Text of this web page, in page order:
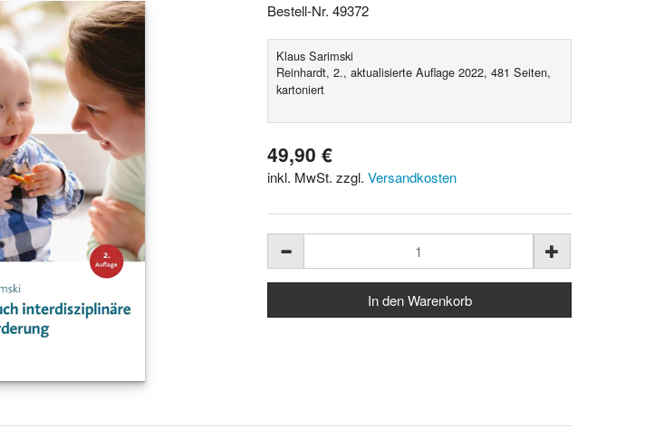
Bestell-Nr. 49372
Klaus Sarimski
Reinhardt, 2., aktualisierte Auflage 2022, 481 Seiten,
kartoniert
49,90 €
inkl. MwSt. zzgl.Versandkosten